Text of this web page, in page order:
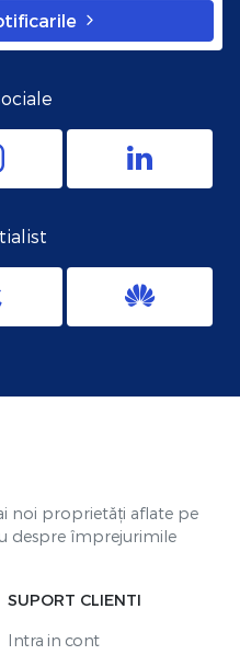
noi proprietăți aflate pe
despre împrejurimile
SUPORT CLIENTI
Intra in cont